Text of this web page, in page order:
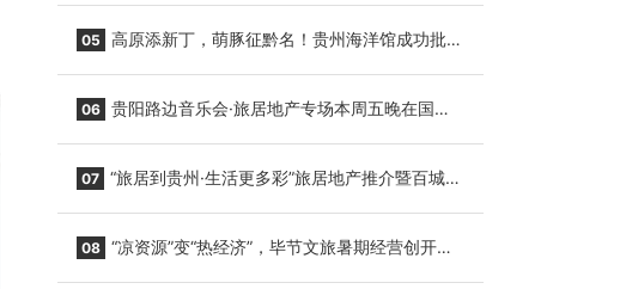
05 高原添新丁，萌豚征黔名！贵州海洋馆成功批量
06 贵阳路边音乐会·旅居地产专场本周五晚在国际
07 “旅居到贵州·生活更多彩”旅居地产推介暨百城千
08 “凉资源”变“热经济”，毕节文旅暑期经营创开门